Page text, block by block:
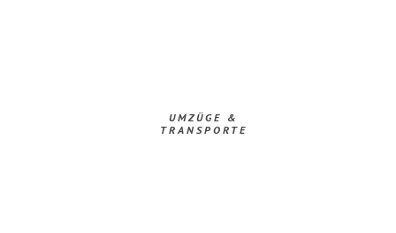
UMZÜGE &
TRANSPORTE